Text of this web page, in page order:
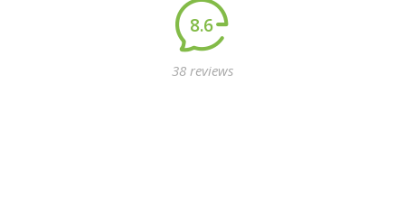
8.6
38 reviews